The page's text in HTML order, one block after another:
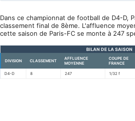
Dans ce championnat de football de D4-D,
classement final de 8ème. L'affluence
cette saison de Paris-FC se monte à 247
BILAN DE LA SAISON
DIVISION CLASSEMENT
AFFLUENCE
MOYENNE
COUPE DE
FRANCE
D4-D 8 247 1/32 f